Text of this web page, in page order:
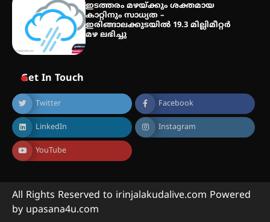
ഇടത്തരം മഴയ്ക്കും ശക്തമായ
കാറ്റിനും സാധ്യത –
ഇരിങ്ങാലക്കുടയിൽ 19.3 മില്ലിമീറ്റർ
മഴ ലഭിച്ചു
Get In Touch
Twitter Facebook
LinkedIn Instagram
YouTube
All Rights Reserved to irinjalakudalive.com Powered
by upasana4u.com